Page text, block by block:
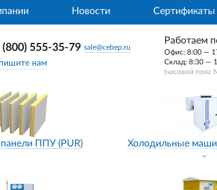
Новости Сертификаты
(800) 555-35-79 sale@cebep.ru
Напишите нам
Работаем
Офис: 8:00 —
Склад: 8:30 —
(часовой пояс
ППУ (PUR) Холодильные